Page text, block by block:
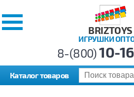
BRIZTOYS
ИГРУШКИ
8-(800)10-
Каталог товаров